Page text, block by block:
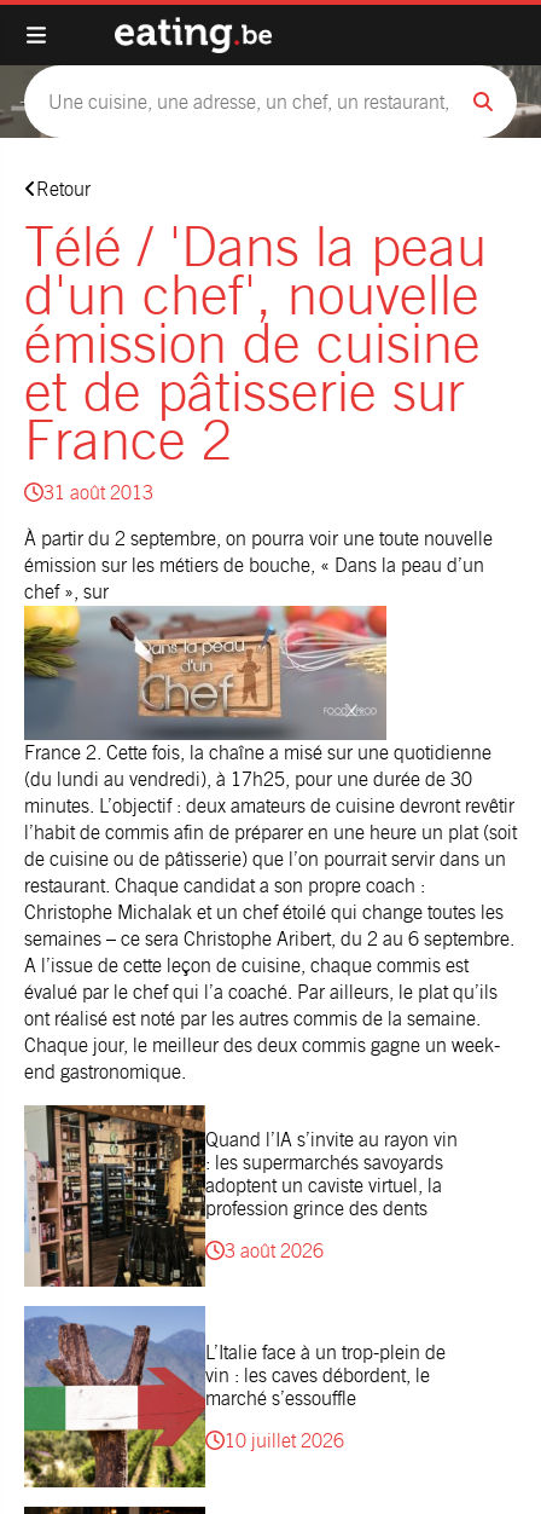
Retour
Télé / 'Dans la peau
d'un chef', nouvelle
émission de cuisine
et de pâtisserie sur
France 2
31 août 2013
À partir du 2 septembre, on pourra voir une toute nouvelle
émission sur les métiers de bouche, « Dans la peau d’un
chef », sur
France 2. Cette fois, la chaîne a misé sur une quotidienne
(du lundi au vendredi), à 17h25, pour une durée de 30
minutes. L’objectif : deux amateurs de cuisine devront revêtir
l’habit de commis afin de préparer en une heure un plat (soit
de cuisine ou de pâtisserie) que l’on pourrait servir dans un
restaurant. Chaque candidat a son propre coach :
Christophe Michalak et un chef étoilé qui change toutes les
semaines – ce sera Christophe Aribert, du 2 au 6 septembre.
A l’issue de cette leçon de cuisine, chaque commis est
évalué par le chef qui l’a coaché. Par ailleurs, le plat qu’ils
ont réalisé est noté par les autres commis de la semaine.
Chaque jour, le meilleur des deux commis gagne un week-
end gastronomique.
Quand l’IA s’invite au rayon vin
: les supermarchés savoyards
adoptent un caviste virtuel, la
profession grince des dents
3 août 2026
L’Italie face à un trop-plein de
vin : les caves débordent, le
marché s’essouffle
10 juillet 2026